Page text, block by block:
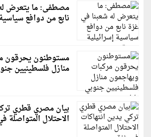
مصطفى: ما يتعرض
نابع من دوافع
مستوطنون يحرقون
منازل فلسطينيين
بيان مصري قطري
الاحتلال المتواصلة